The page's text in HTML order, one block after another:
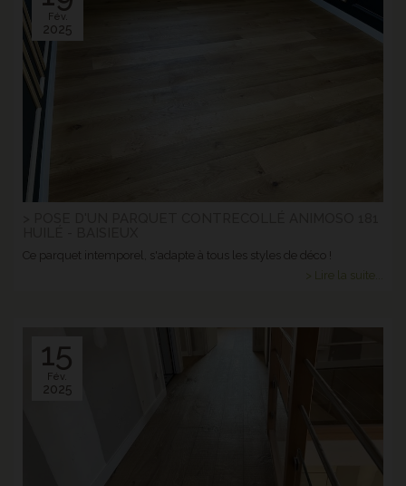
Fév.
2025
Ce parquet intemporel, s'adapte à tous les styles de déco !
> Lire la suite...
15
Fév.
2025